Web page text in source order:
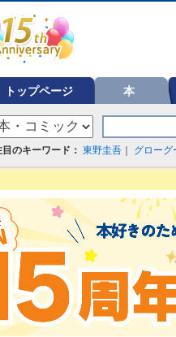
トップページ 本
目のキーワード： 東野圭吾 グローグ